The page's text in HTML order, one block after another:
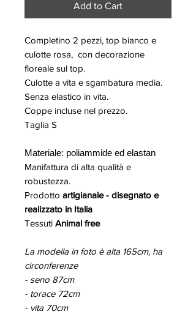
Add to Cart
Completino 2 pezzi, top bianco e
culotte rosa, con decorazione
floreale sul top.
Culotte a vita e sgambatura media.
Senza elastico in vita.
Coppe incluse nel prezzo.
Taglia S
Materiale: poliammide ed elastan
Manifattura di alta qualità e
robustezza.
Prodotto artigianale - disegnato e
realizzato in Italia
Tessuti Animal free
La modella in foto è alta 165cm, ha
circonferenze
- seno 87cm
- torace 72cm
- vita 70cm